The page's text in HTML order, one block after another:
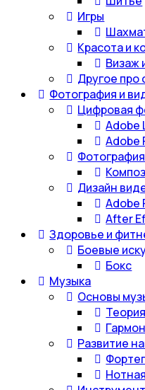
Игры
Красота и
Визаж
Другое про
Фотография и
Цифровая
Adobe
Adobe
Фотография
Дизайн
Adobe
After
Здоровье и
Боевые
Бокс
Музыка
Основы
Развитие